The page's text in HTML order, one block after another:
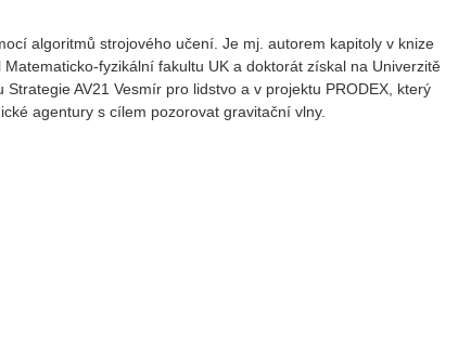
algoritmů strojového učení. Je mj. autorem kapitoly v knize
Matematicko-fyzikální fakultu UK a doktorát získal na Univerzitě
AV21 Vesmír pro lidstvo a v projektu PRODEX, který
agentury s cílem pozorovat gravitační vlny.